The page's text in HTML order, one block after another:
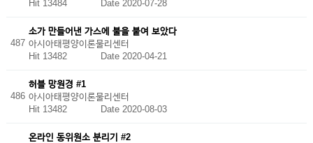
Hit 13484 Date 2020-07-28
487
소가 만들어낸 가스에 불을 붙여 보았다
아시아태평양이론물리센터
Hit 13482 Date 2020-04-21
486
허블 망원경 #1
아시아태평양이론물리센터
Hit 13482 Date 2020-08-03
온라인 동위원소 분리기 #2